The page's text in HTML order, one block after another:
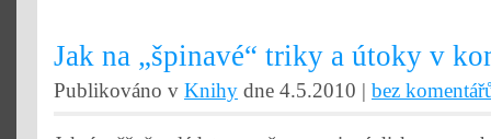
Jak na „špinavé“ triky a útoky v
Publikováno v Knihy dne 4.5.2010 | bez